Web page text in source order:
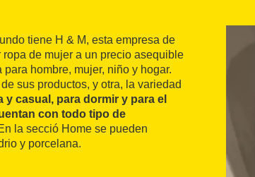
tiene H & M, esta empresa de
de mujer a un precio asequible
hombre, mujer, niño y hogar.
sus productos, y otra, la variedad
casual, para dormir y para el
con todo tipo de
la secció Home se pueden
y porcelana.